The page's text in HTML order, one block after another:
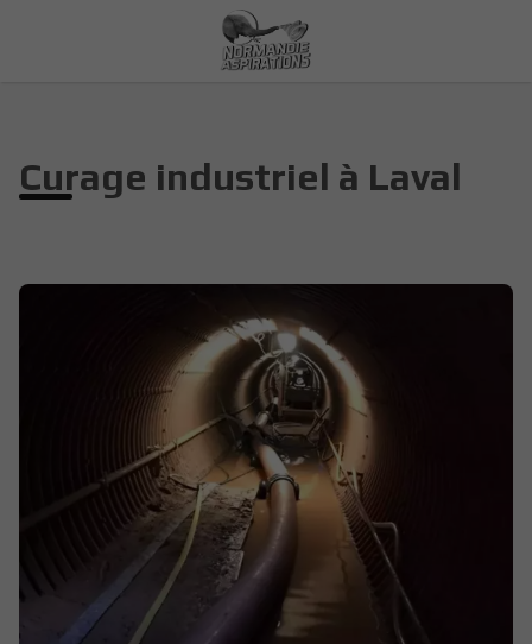
Curage industriel à Laval